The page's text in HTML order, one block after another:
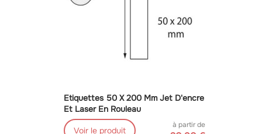
Etiquettes 50 X 200 Mm Jet D'encre
Et Laser En Rouleau
Voir le produit
à partir de